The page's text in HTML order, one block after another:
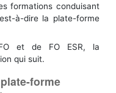
formations conduisant
à-dire la plate-forme
et de FO ESR, la
qui suit.
forme